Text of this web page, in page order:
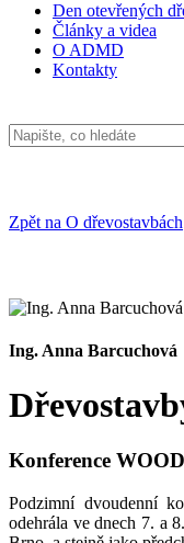
Den otevřených
Články a videa
O ADMD
Kontakty
Zpět na O dřevostavbách
Ing. Anna Barcuchová
Konference
Podzimní dvoudenní
odehrála ve dnech 7. a